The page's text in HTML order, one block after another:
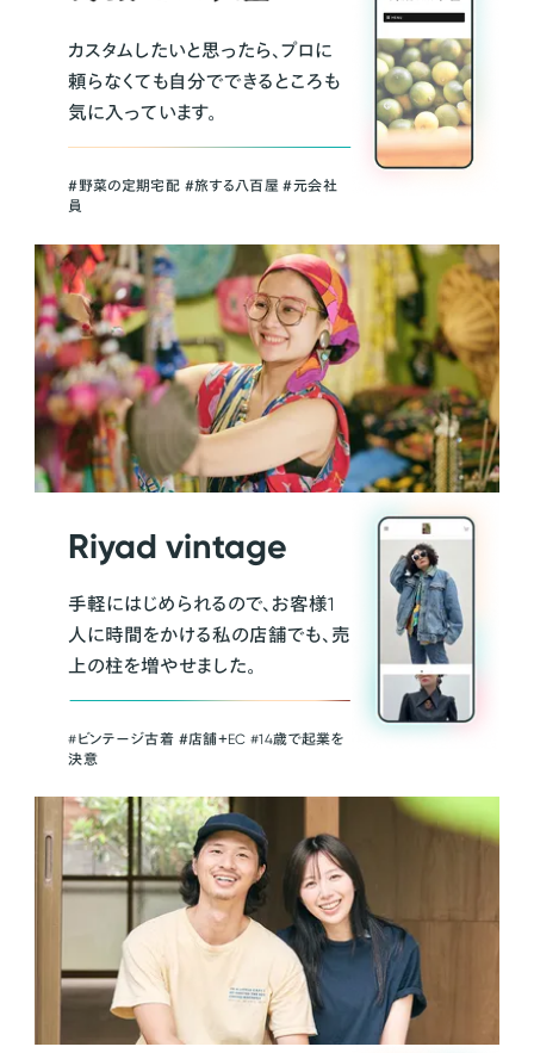
カスタムしたいと思ったら、プロに
頼らなくても自分でできるところも
気に入っています。
＃野菜の定期宅配 ＃旅する八百屋 ＃元会社
員
Riyad vintage
手軽にはじめられるので、お客様1
人に時間をかける私の店舗でも、売
上の柱を増やせました。
#ビンテージ古着 ＃店舗＋EC #14歳で起業を
決意